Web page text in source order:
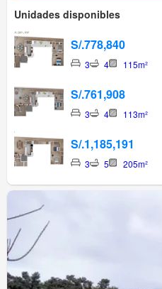
Unidades disponibles
S/.778,840
3 4 115m²
S/.761,908
3 4 113m²
S/.1,185,191
3 5 205m²